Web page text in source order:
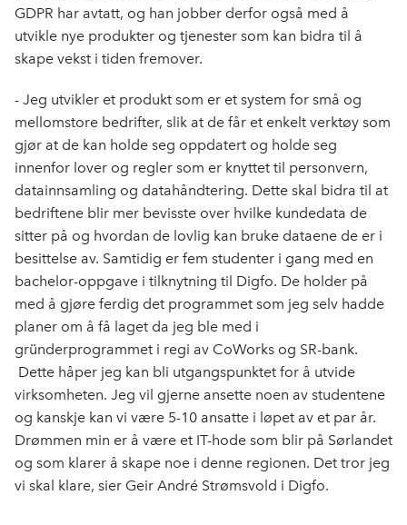
GDPR har avtatt, og han jobber derfor også med å
utvikle nye produkter og tjenester som kan bidra til å
skape vekst i tiden fremover.
- Jeg utvikler et produkt som er et system for små og
mellomstore bedrifter, slik at de får et enkelt verktøy som
gjør at de kan holde seg oppdatert og holde seg
innenfor lover og regler som er knyttet til personvern,
datainnsamling og datahåndtering. Dette skal bidra til at
bedriftene blir mer bevisste over hvilke kundedata de
sitter på og hvordan de lovlig kan bruke dataene de er i
besittelse av. Samtidig er fem studenter i gang med en
bachelor-oppgave i tilknytning til Digfo. De holder på
med å gjøre ferdig det programmet som jeg selv hadde
planer om å få laget da jeg ble med i
gründerprogrammet i regi av CoWorks og SR-bank.
Dette håper jeg kan bli utgangspunktet for å utvide
virksomheten. Jeg vil gjerne ansette noen av studentene
og kanskje kan vi være 5-10 ansatte i løpet av et par år.
Drømmen min er å være et IT-hode som blir på Sørlandet
og som klarer å skape noe i denne regionen. Det tror jeg
vi skal klare, sier Geir André Strømsvold i Digfo.